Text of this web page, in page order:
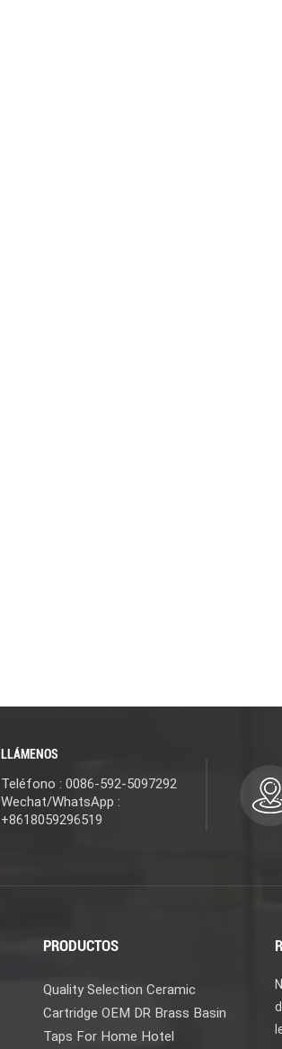
LLÁMENOS
Teléfono : 0086-592-5097292
Wechat/WhatsApp :
+8618059296519
PRODUCTOS
Quality Selection Ceramic
Cartridge OEM DR Brass Basin
Taps For Home Hotel